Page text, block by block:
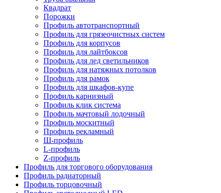
Квадрат
Порожки
Профиль автотранспортный
Профиль для грязеочистных систем
Профиль для корпусов
Профиль для лайтбоксов
Профиль для лед светильников
Профиль для натяжных потолков
Профиль для рамок
Профиль для шкафов-купе
Профиль карнизный
Профиль клик система
Профиль мачтовый лодочный
Профиль москитный
Профиль рекламный
Ш-профиль
L-профиль
Z-профиль
Профиль для торгового оборудования
Профиль радиаторный
Профиль торцовочный